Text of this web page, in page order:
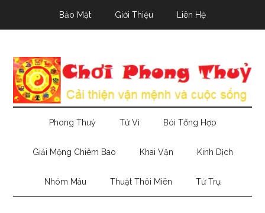
Bảo Mật Giới Thiệu Liên Hệ
Phong Thuỷ Tử Vi Bói Tổng Hợp
Giải Mộng Chiêm Bao Khai Vận Kinh Dịch
Nhóm Máu Thuật Thôi Miên Tứ Trụ